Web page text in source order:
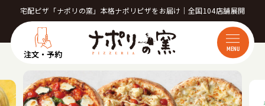
宅配ピザ「ナポリの窯」本格ナポリピザをお届け｜全国104店舗展開
注文・予約 MENU